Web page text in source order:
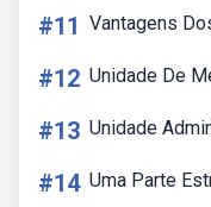
#11 Vantagens
#12 Unidade De
#13 Unidade
#14 Uma Parte